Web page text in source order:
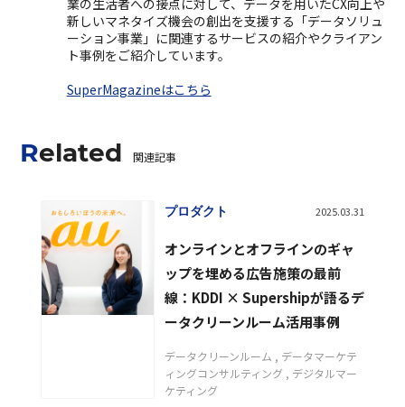
新しいマネタイズ機会の創出を支援する「データソリュ
ーション事業」に関連するサービスの紹介やクライアン
ト事例をご紹介しています。
SuperMagazineはこちら
Related 関連記事
プロダクト 2025.03.31
オンラインとオフラインのギャ
ップを埋める広告施策の最前
線：KDDI × Supershipが語るデ
ータクリーンルーム活用事例
データクリーンルーム
データマーケテ
ィングコンサルティング
デジタルマー
ケティング